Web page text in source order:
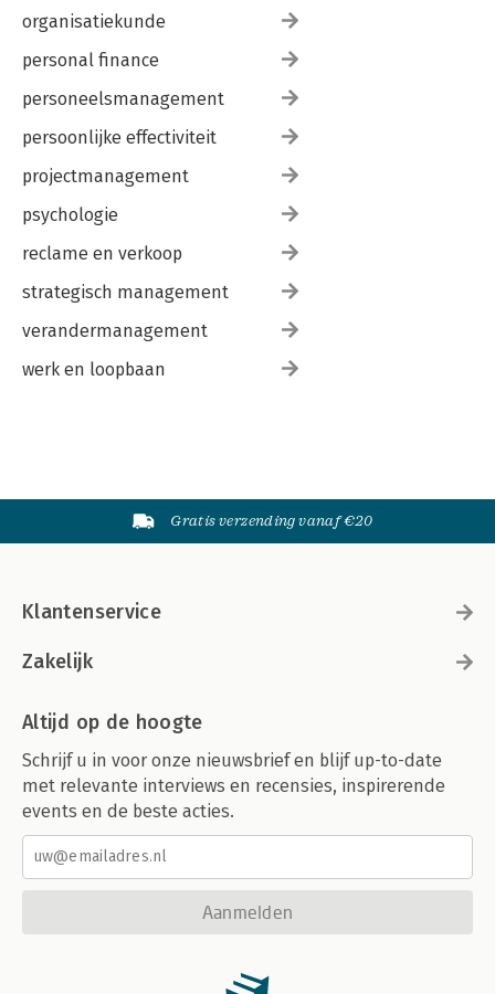
organisatiekunde
personal finance
personeelsmanagement
persoonlijke effectiviteit
projectmanagement
psychologie
reclame en verkoop
strategisch management
verandermanagement
werk en loopbaan
Gratis verzending vanaf €20
Klantenservice
Zakelijk
Altijd op de hoogte
Schrijf u in voor onze nieuwsbrief en blijf up-to-date
met relevante interviews en recensies, inspirerende
events en de beste acties.
Aanmelden